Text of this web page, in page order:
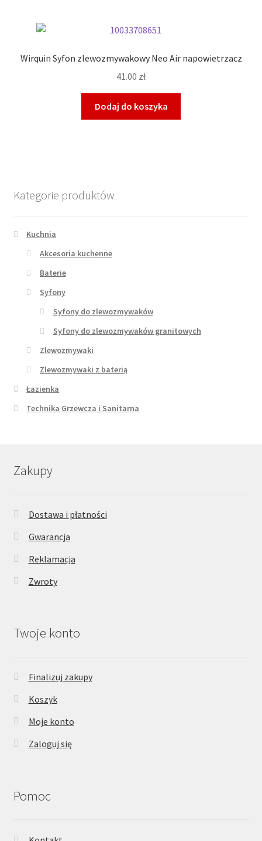
Wirquin Syfon zlewozmywakowy Neo Air napowietrzacz
41.00 zł
Dodaj do koszyka
Kategorie produktów
Kuchnia
Akcesoria kuchenne
Baterie
Syfony
Syfony do zlewozmywaków
Syfony do zlewozmywaków granitowych
Zlewozmywaki
Zlewozmywaki z baterią
Łazienka
Technika Grzewcza i Sanitarna
Zakupy
Dostawa i płatności
Gwarancja
Reklamacja
Zwroty
Twoje konto
Finalizuj zakupy
Koszyk
Moje konto
Zaloguj się
Pomoc